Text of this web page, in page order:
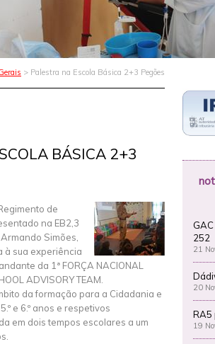
> Palestra na Escola Básica 2+3 Pegões
BÁSICA 2+3
de
na EB2,3
Simões,
à sua experiência
da 1ª FORÇA NACIONAL
ADVISORY TEAM.
da formação para a Cidadania e
e 6.º anos e respetivos
em dois tempos escolares a um
252
21
20
RA5
19